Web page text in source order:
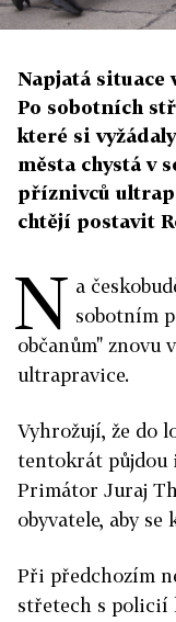
Napjatá situace
Po sobotních
které si
města chystá v
příznivců
chtějí postavit
N a
sobotním
občanům" znovu
ultrapravice.
Vyhrožují, že do
tentokrát půjdou
Primátor Juraj
obyvatele, aby
Při předchozím
střetech s policií